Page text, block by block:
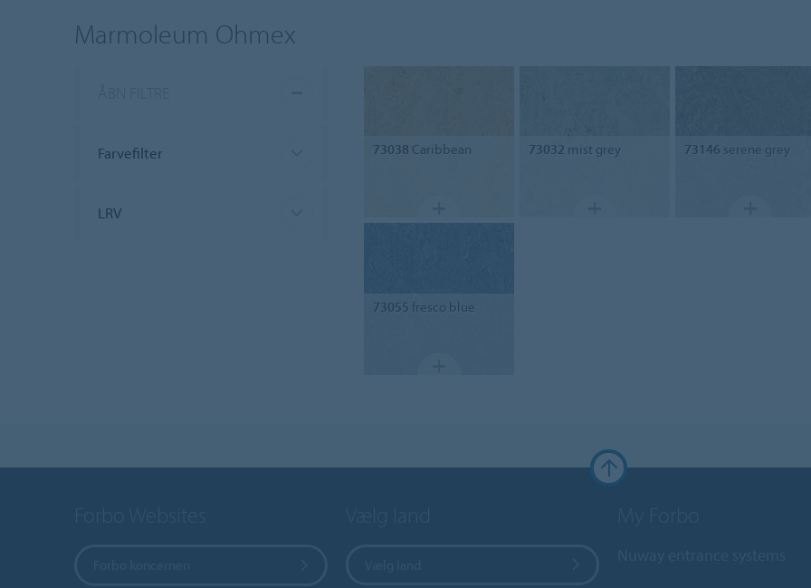
Marmoleum Ohmex
Farvefilter
LRV
73038 Caribbean 73032 mist grey 73146 serene grey
73055 fresco blue